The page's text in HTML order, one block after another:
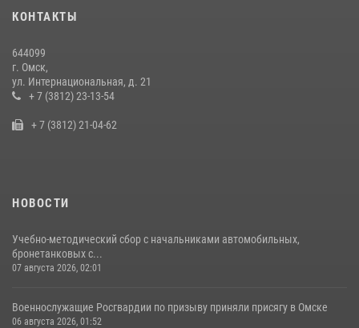
пилотирования БПЛА в Омске
Росгвардия подвела итоги добровольной сдачи оружия в Омской
области
КОНТАКТЫ
644099
г. Омск,
ул. Интернациональная, д. 21
+ 7 (3812) 23-13-54
+ 7 (3812) 21-04-62
НОВОСТИ
Учебно-методический сбор с начальниками автомобильных,
бронетанковых с...
07 августа 2026, 02:01
Военнослужащие Росгвардии по призыву приняли присягу в Омске
06 августа 2026, 01:52